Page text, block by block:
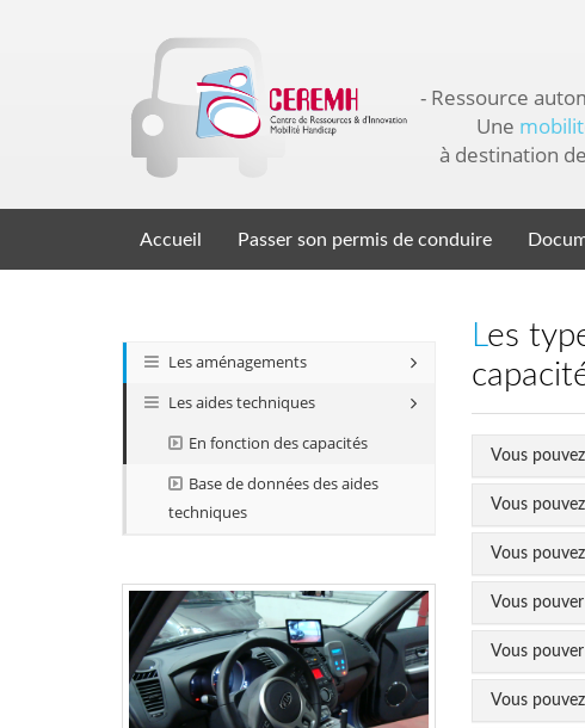
- Ressource
Une
à destination de
Accueil Passer son permis de conduire
Les aménagements
Les aides techniques
En fonction des capacités
Base de données des aides
techniques
Les types d'aide technique en fonction des
Vous
Vous
Vous
Vous
Vous
Vous